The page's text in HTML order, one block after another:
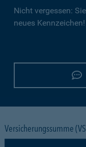
Nicht vergessen:
neues Kennzeichen!
Versicherungssumme